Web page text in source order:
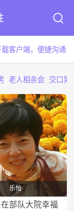
载客户端，便捷沟通
老人相亲会 交口男
乐怡
部队大院幸福